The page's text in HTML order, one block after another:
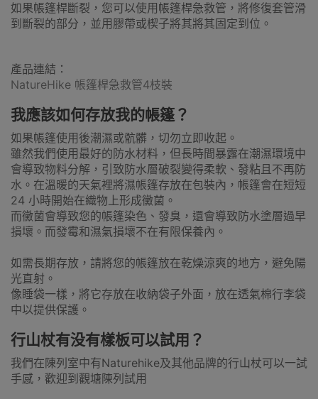
如果帳篷桿斷裂，您可以使用帳篷桿急救管，將修復套管滑
到斷裂的部分，並用膠帶或楔子將其將其固定到位。
產品連結：
NatureHike 帳篷桿急救管4枝裝
我應該如何存放我的帳篷？
如果帳篷使用後潮濕或骯髒，切勿立即收起。
雖然我們使用最好的防水材料，但長時間暴露在潮濕環境中
會導致物料分解，引致防水層破裂變得柔軟、發粘且不再防
水。在溫暖的天氣裡將濕帳篷存放在包裝內，帳篷會在短短
24 小時開始在織物上形成黴菌。
而黴菌會導致您的帳篷染色、發臭，還會導致防水塗層過早
損壞。而發霉和濕氣損壞不在有限保養內。
如需長期存放，請將您的帳篷放在乾燥涼爽的地方，避免陽
光直射。
像睡袋一樣，將它存放在收納袋子外面，放在透氣棉行李袋
中以提供保護。
行山杖有没有樣板可以試用？
我們在陳列室中有Naturehike及其他品牌的行山杖可以一試
手感，歡迎到觀塘陳列試用